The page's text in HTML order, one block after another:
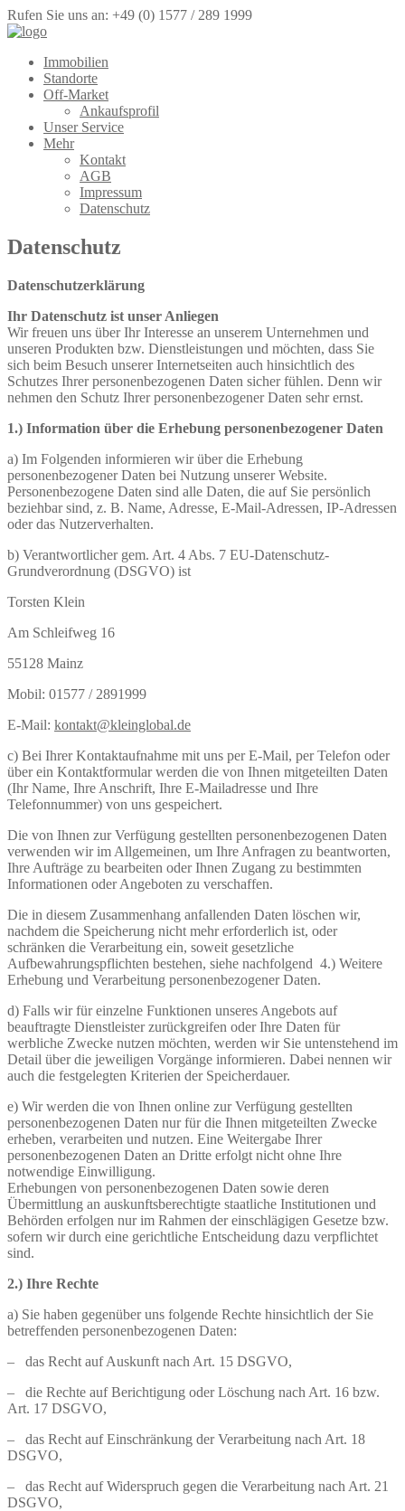
Rufen Sie uns an: +49 (0) 1577 / 289 1999
Immobilien
Standorte
Off-Market
Ankaufsprofil
Unser Service
Mehr
Kontakt
AGB
Impressum
Datenschutz
Datenschutz
Datenschutzerklärung
Ihr Datenschutz ist unser Anliegen
Wir freuen uns über Ihr Interesse an unserem Unternehmen und
unseren Produkten bzw. Dienstleistungen und möchten, dass Sie
sich beim Besuch unserer Internetseiten auch hinsichtlich des
Schutzes Ihrer personenbezogenen Daten sicher fühlen. Denn wir
nehmen den Schutz Ihrer personenbezogener Daten sehr ernst.
1.) Information über die Erhebung personenbezogener Daten
a) Im Folgenden informieren wir über die Erhebung
personenbezogener Daten bei Nutzung unserer Website.
Personenbezogene Daten sind alle Daten, die auf Sie persönlich
beziehbar sind, z. B. Name, Adresse, E-Mail-Adressen, IP-Adressen
oder das Nutzerverhalten.
b) Verantwortlicher gem. Art. 4 Abs. 7 EU-Datenschutz-
Grundverordnung (DSGVO) ist
Torsten Klein
Am Schleifweg 16
55128 Mainz
Mobil: 01577 / 2891999
E-Mail: kontakt@kleinglobal.de
c) Bei Ihrer Kontaktaufnahme mit uns per E-Mail, per Telefon oder
über ein Kontaktformular werden die von Ihnen mitgeteilten Daten
(Ihr Name, Ihre Anschrift, Ihre E-Mailadresse und Ihre
Telefonnummer) von uns gespeichert.
Die von Ihnen zur Verfügung gestellten personenbezogenen Daten
verwenden wir im Allgemeinen, um Ihre Anfragen zu beantworten,
Ihre Aufträge zu bearbeiten oder Ihnen Zugang zu bestimmten
Informationen oder Angeboten zu verschaffen.
Die in diesem Zusammenhang anfallenden Daten löschen wir,
nachdem die Speicherung nicht mehr erforderlich ist, oder
schränken die Verarbeitung ein, soweit gesetzliche
Aufbewahrungspflichten bestehen, siehe nachfolgend 4.) Weitere
Erhebung und Verarbeitung personenbezogener Daten.
d) Falls wir für einzelne Funktionen unseres Angebots auf
beauftragte Dienstleister zurückgreifen oder Ihre Daten für
werbliche Zwecke nutzen möchten, werden wir Sie untenstehend im
Detail über die jeweiligen Vorgänge informieren. Dabei nennen wir
auch die festgelegten Kriterien der Speicherdauer.
e) Wir werden die von Ihnen online zur Verfügung gestellten
personenbezogenen Daten nur für die Ihnen mitgeteilten Zwecke
erheben, verarbeiten und nutzen. Eine Weitergabe Ihrer
personenbezogenen Daten an Dritte erfolgt nicht ohne Ihre
notwendige Einwilligung.
Erhebungen von personenbezogenen Daten sowie deren
Übermittlung an auskunftsberechtigte staatliche Institutionen und
Behörden erfolgen nur im Rahmen der einschlägigen Gesetze bzw.
sofern wir durch eine gerichtliche Entscheidung dazu verpflichtet
sind.
2.) Ihre Rechte
a) Sie haben gegenüber uns folgende Rechte hinsichtlich der Sie
betreffenden personenbezogenen Daten:
– das Recht auf Auskunft nach Art. 15 DSGVO,
– die Rechte auf Berichtigung oder Löschung nach Art. 16 bzw.
Art. 17 DSGVO,
– das Recht auf Einschränkung der Verarbeitung nach Art. 18
DSGVO,
– das Recht auf Widerspruch gegen die Verarbeitung nach Art. 21
DSGVO,